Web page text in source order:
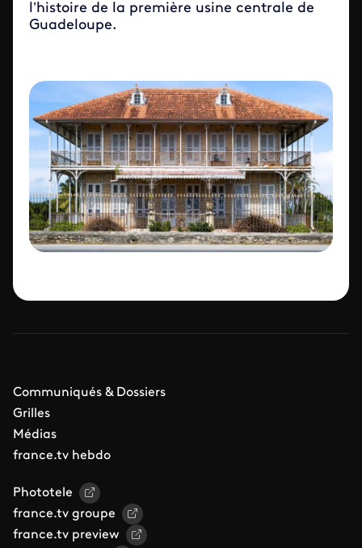
l’histoire de la première usine centrale de
Guadeloupe.
Communiqués & Dossiers
Grilles
Médias
france.tv hebdo
Phototele
france.tv groupe
france.tv preview